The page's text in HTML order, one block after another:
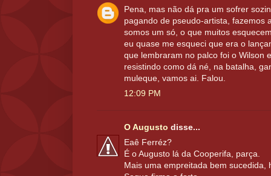
Pena, mas não dá pra um sofrer
pagando de pseudo-artista, fazemos
somos um só, o que muitos
eu quase me esqueci que era o
que lembraram no palco foi o Wilson
resistindo como dá né, na batalha,
muleque, vamos ai. Falou.
12:09 PM
O Augusto disse...
Eaê Ferréz?
É o Augusto lá da Cooperifa, parça.
Mais uma empreitada bem sucedida,